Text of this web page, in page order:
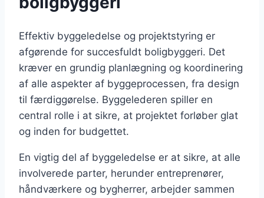
Effektiv byggeledelse og projektstyring er
afgørende for succesfuldt boligbyggeri. Det
kræver en grundig planlægning og koordinering
af alle aspekter af byggeprocessen, fra design
til færdiggørelse. Byggelederen spiller en
central rolle i at sikre, at projektet forløber glat
og inden for budgettet.
En vigtig del af byggeledelse er at sikre, at alle
involverede parter, herunder entreprenører,
håndværkere og bygherrer, arbejder sammen